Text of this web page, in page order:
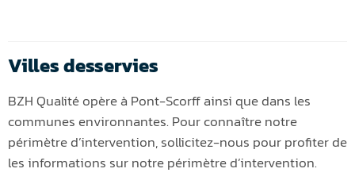
Villes desservies
BZH Qualité opère à Pont-Scorff ainsi que dans les
communes environnantes. Pour connaître notre
périmètre d’intervention, sollicitez-nous pour profiter de
les informations sur notre périmètre d’intervention.